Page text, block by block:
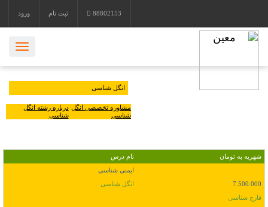
ورود ثبت نام 88802153
انگل شناسی
مشاوره تخصصی انگل
شناسی
درباره رشته انگل
شناسی
شهریه به تومان
نام درس
ایمنی شناسی
7.500.000
انگل شناسی
قارچ شناسی